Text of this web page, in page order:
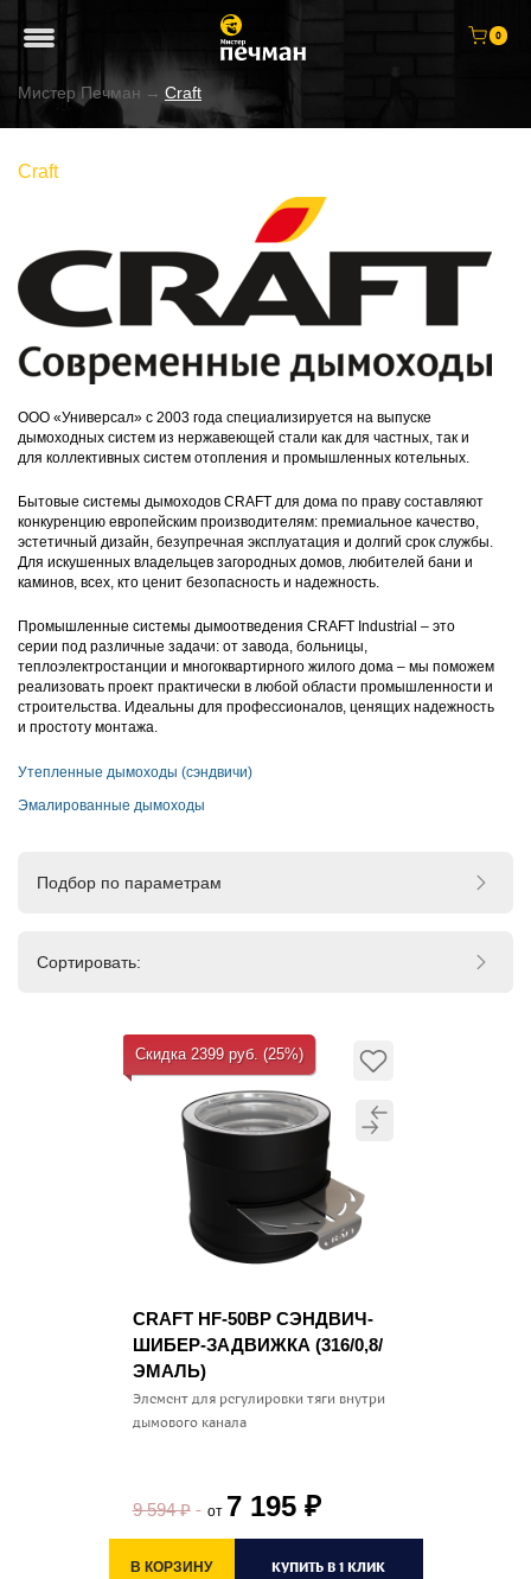
0
Мистер Печман → Craft
Craft
ООО «Универсал» с 2003 года специализируется на выпуске
дымоходных систем из нержавеющей стали как для частных, так и
для коллективных систем отопления и промышленных котельных.
Бытовые системы дымоходов CRAFT для дома по праву составляют
конкуренцию европейским производителям: премиальное качество,
эстетичный дизайн, безупречная эксплуатация и долгий срок службы.
Для искушенных владельцев загородных домов, любителей бани и
каминов, всех, кто ценит безопасность и надежность.
Промышленные системы дымоотведения CRAFT Industrial – это
серии под различные задачи: от завода, больницы,
теплоэлектростанции и многоквартирного жилого дома – мы поможем
реализовать проект практически в любой области промышленности и
строительства. Идеальны для профессионалов, ценящих надежность
и простоту монтажа.
Утепленные дымоходы (сэндвичи)
Эмалированные дымоходы
Подбор по параметрам
Сортировать:
Скидка 2399 руб. (25%)
CRAFT HF-50BP СЭНДВИЧ-
ШИБЕР-ЗАДВИЖКА (316/0,8/
ЭМАЛЬ)
Элемент для регулировки тяги внутри
дымового канала
9 594₽ от 7 195 ₽
В КОРЗИНУ КУПИТЬ В 1 КЛИК